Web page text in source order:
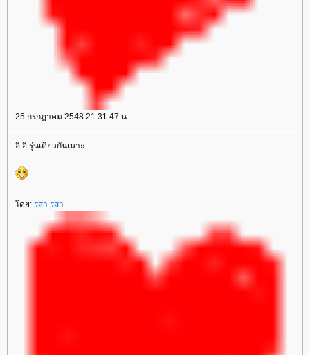
25 กรกฎาคม 2548 21:31:47 น.
อิ อิ รุ่นเดียวกันเนาะ
ดย: รสา รสา